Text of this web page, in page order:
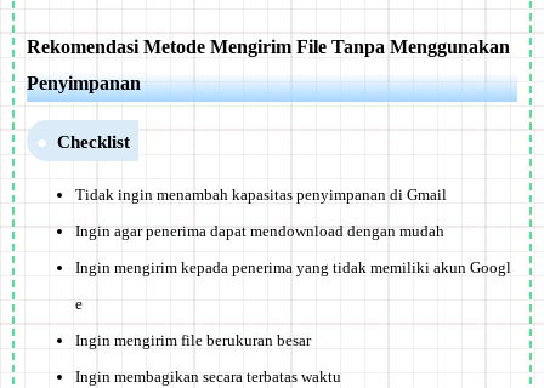
Rekomendasi Metode Mengirim File Tanpa Menggunakan
Penyimpanan
Checklist
Tidak ingin menambah kapasitas penyimpanan di Gmail
Ingin agar penerima dapat mendownload dengan mudah
Ingin mengirim kepada penerima yang tidak memiliki akun Googl
e
Ingin mengirim file berukuran besar
Ingin membagikan secara terbatas waktu